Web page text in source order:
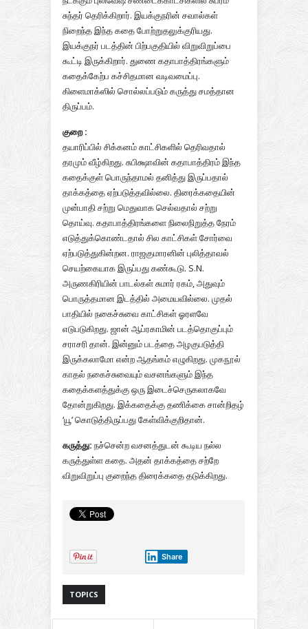
சுந்தர் தெரிக்கிறார். இயக்குநரின் சவால்கள்
நிறைந்த இந்த கதை போற்றுதலுக்குரியது.
இயக்குநர் படத்தின் பிற்பகுதியில் விறுவிறுப்பை
கூட்டி இருக்கிறார். துணை கதாபாத்திரங்களும்
கதைக்கேற்ப கச்சிதமான வடிவமைப்பு.
கிளைமாக்ஸில் சொல்லப்படும் கருத்து சமத்தான
திருப்பம்.
குறை :
தயாரிப்பில் சிக்கனம் காட்சிகளில் தெரிவதால்
தரமும் வீழ்கிறது. சுபிக்ஷாவின் கதாபாத்திரம் இந்த
கதைக்குள் பொருந்தாமல் தனித்து இருப்பதால்
தாக்கத்தை ஏற்படுத்தவில்லை. திரைக்கதையின்
முன்பாதி சற்று மெதுவாக செல்வதால் சற்று
தொய்வு. கதாபாத்திரங்களை நிலைநிறுத்த நேரம்
எடுத்துக்கொண்டதால் சில காட்சிகள் சோர்வை
ஏற்படுத்துகின்றன. ராஜகுமாரனின் புலித்தாவல்
செயற்கையாக இருப்பது கண்கூடு. S.N.
அருணகிரியின் பாடல்கள் சுமார் ரகம், அதுவும்
பொருத்தமான இடத்தில் அமையவில்லை. முதல்
பாதியில் நகைச்சுவை காட்சிகள் ஓரளவே
எடுபடுகிறது. ஜான் ஆப்ரகாமின் படத்தொகுப்பும்
சராசரி தான். இன்னும் படத்தை அழகுபடுத்தி
இருக்கலாமோ என்ற ஆதங்கம் எழுகிறது. முகநூல்
காதல் நகைச்சுவையும் வசனங்களும் இந்த
கதைக்களத்துக்கு ஒரு இடைச்செருகலாகவே
தோன்றுகிறது. இக்கதைக்கு தணிக்கை சான்றிதழ்
‘யூ’ கொடுத்திருப்பது கேள்விக்குறிதான்.
கருத்து: நச்சென்ற வசனத்துடன் கூடிய நல்ல
கருத்துள்ள கதை. அதன் தாக்கத்தை சற்றே
விறுவிறுப்பு குறைந்த திரைக்கதை தடுக்கிறது.
Share
TOPICS